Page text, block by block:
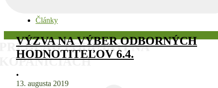
PODUJATÍ NA
Články
VÝZVA NA VÝBER ODBORNÝCH
HODNOTITEĽOV 6.4.
•
13. augusta 2019